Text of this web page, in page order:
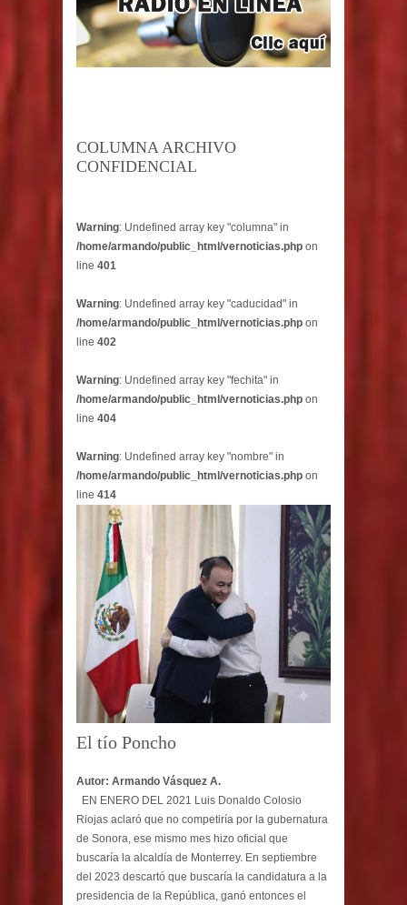
COLUMNA ARCHIVO
CONFIDENCIAL
Warning: Undefined array key "columna" in
/home/armando/public_html/vernoticias.php on
line 401
Warning: Undefined array key "caducidad" in
/home/armando/public_html/vernoticias.php on
line 402
Warning: Undefined array key "fechita" in
/home/armando/public_html/vernoticias.php on
line 404
Warning: Undefined array key "nombre" in
/home/armando/public_html/vernoticias.php on
line 414
El tío Poncho
Autor: Armando Vásquez A.
EN ENERO DEL 2021 Luis Donaldo Colosio
Riojas aclaró que no competiría por la gubernatura
de Sonora, ese mismo mes hizo oficial que
buscaría la alcaldía de Monterrey. En septiembre
del 2023 descartó que buscaría la candidatura a la
presidencia de la República, ganó entonces el